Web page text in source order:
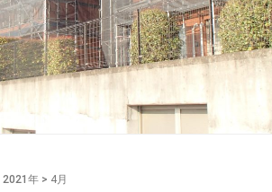
2021年 > 4月